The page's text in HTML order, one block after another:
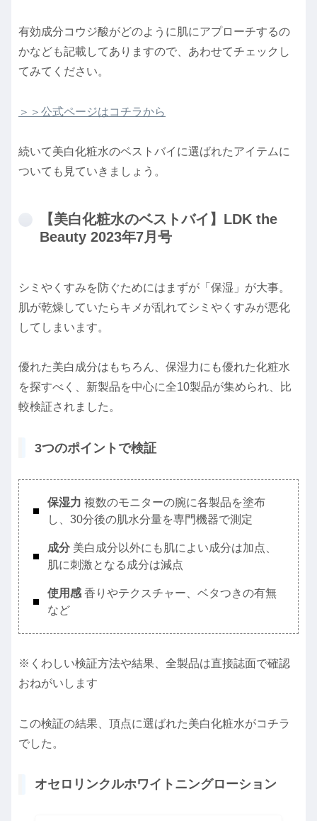
有効成分コウジ酸がどのように肌にアプローチするの
かなども記載してありますので、あわせてチェックし
てみてください。
＞＞公式ページはコチラから
続いて美白化粧水のベストバイに選ばれたアイテムに
ついても見ていきましょう。
【美白化粧水のベストバイ】LDK the
Beauty 2023年7月号
シミやくすみを防ぐためにはまずが「保湿」が大事。
肌が乾燥していたらキメが乱れてシミやくすみが悪化
してしまいます。
優れた美白成分はもちろん、保湿力にも優れた化粧水
を探すべく、新製品を中心に全10製品が集められ、比
較検証されました。
3つのポイントで検証
保湿力 複数のモニターの腕に各製品を塗布
し、30分後の肌水分量を専門機器で測定
成分 美白成分以外にも肌によい成分は加点、
肌に刺激となる成分は減点
使用感 香りやテクスチャー、ベタつきの有無
など
※くわしい検証方法や結果、全製品は直接誌面で確認
おねがいします
この検証の結果、頂点に選ばれた美白化粧水がコチラ
でした。
オセロリンクルホワイトニングローション